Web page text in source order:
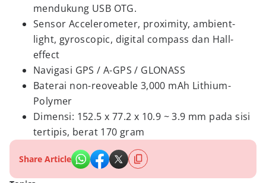
mendukung USB OTG.
Sensor Accelerometer, proximity, ambient-
light, gyroscopic, digital compass dan Hall-
effect
Navigasi GPS / A-GPS / GLONASS
Baterai non-reoveable 3,000 mAh Lithium-
Polymer
Dimensi: 152.5 x 77.2 x 10.9 ~ 3.9 mm pada sisi
tertipis, berat 170 gram
Share Article